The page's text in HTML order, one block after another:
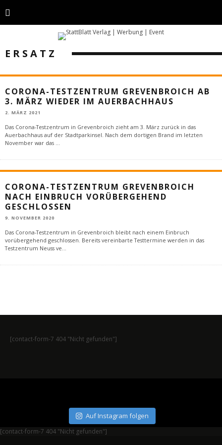
ERSATZ
CORONA-TESTZENTRUM GREVENBROICH AB
3. MÄRZ WIEDER IM AUERBACHHAUS
2. MÄRZ 2021
Das Corona-Testzentrum in Grevenbroich zieht am 3. März zurück in das
Auerbachhaus auf der Stadtparkinsel. Nach dem dortigen Brand im letzten
November war das ...
CORONA-TESTZENTRUM GREVENBROICH
NACH EINBRUCH VORÜBERGEHEND
GESCHLOSSEN
9. NOVEMBER 2020
Das Corona-Testzentrum in Grevenbroich bleibt nach einem Einbruch
vorübergehend geschlossen. Bereits vereinbarte Testtermine werden in das
Testzentrum Neuss ve...
[contact-form-7 404 "Nicht gefunden"]
Auf Instagram folgen
[contact-form-7 404 "Nicht gefunden"]